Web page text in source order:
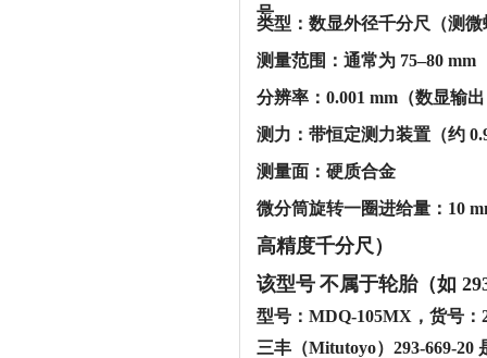
号。‌‌
类型‌：数显外径千分尺（测微
测量范围‌：通常为 ‌75–80 mm‌
分辨率‌：‌0.001 mm‌（数显输
测力‌：带恒定测力装置（约
‌测量面‌：硬质合金
微分筒旋转一圈进给量‌：‌10
高精度千分尺）
该型号 不属于轮胎（如
型号：MDQ-105MX，货号：
三丰（Mitutoyo）293-669-20